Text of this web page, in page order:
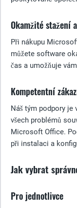
Okamžité stažení
Při nákupu
můžete software
čas a umožňuje
Kompetentní
Náš tým podpory je
všech problémů
Microsoft Office.
při instalaci a
Jak vybrat
Pro jednotlivce